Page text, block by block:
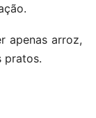
apenas arroz,
pratos.